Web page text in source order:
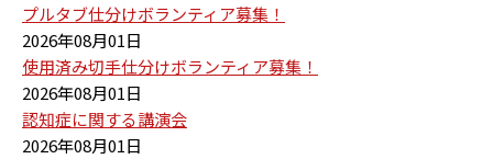
プルタブ仕分けボランティア募集！
2026年08月01日
使用済み切手仕分けボランティア募集！
2026年08月01日
認知症に関する講演会
2026年08月01日